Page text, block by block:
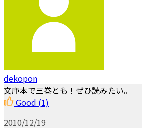
dekopon
文庫本で三巻とも！ぜひ読みたい。
Good (1)
2010/12/19